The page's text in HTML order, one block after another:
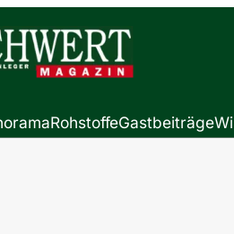
RohstoffeGastbeiträge